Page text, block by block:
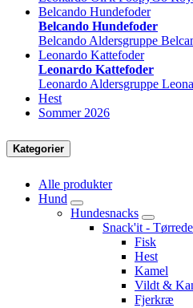
Belcando Hundefoder
Belcando Hundefoder
Belcando Aldersgruppe
Leonardo Kattefoder
Leonardo Kattefoder
Leonardo Aldersgruppe
Hest
Sommer 2026
Kategorier
Alle produkter
Hund
Hundesnacks
Snack'it -
Fisk
Hest
Kamel
Vildt &
Fjerkræ